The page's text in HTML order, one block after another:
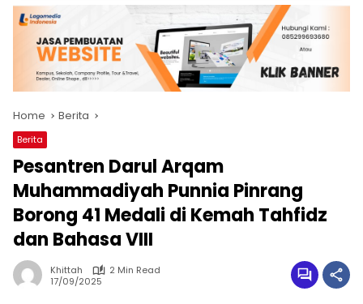
Home Berita
Berita
Pesantren Darul Arqam
Muhammadiyah Punnia Pinrang
Borong 41 Medali di Kemah Tahfidz
dan Bahasa VIII
Khittah
2 Min Read
17/09/2025